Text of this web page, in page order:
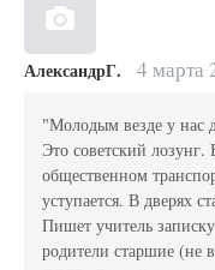
АлександрГ. 4 марта
"Молодым везде у нас
Это советский лозунг.
общественном
уступается. В дверях
Пишет учитель
родители старшие (не